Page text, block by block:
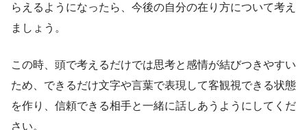
らえるようになったら、今後の自分の在り方について考え
ましょう。
この時、頭で考えるだけでは思考と感情が結びつきやすい
ため、できるだけ文字や言葉で表現して客観視できる状態
を作り、信頼できる相手と一緒に話しあうようにしてくだ
さい。